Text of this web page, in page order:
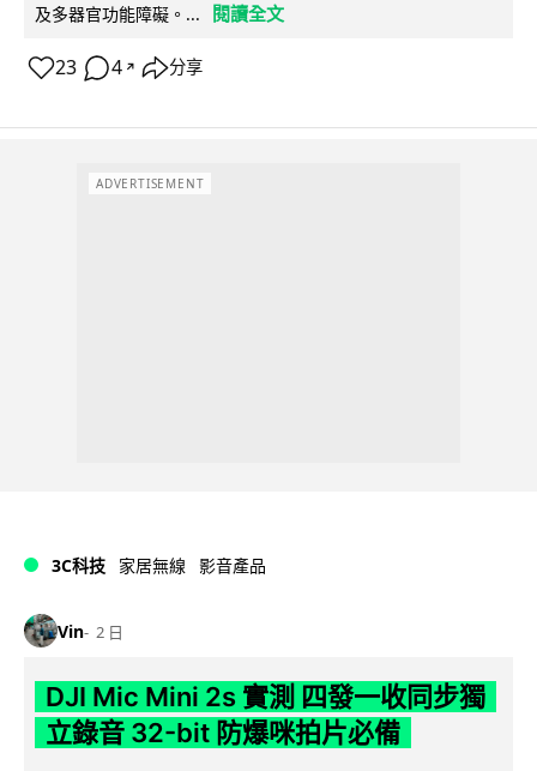
及多器官功能障礙。...
閱讀全文
23 4 ↗ 分享
ADVERTISEMENT
3C科技 家居無線 影音產品
Vin 2 日
DJI Mic Mini 2s 實測 四發一收同步獨
立錄音 32-bit 防爆咪拍片必備